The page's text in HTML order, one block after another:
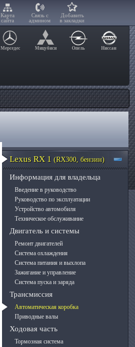
Карта
сайта
Связь с
админом
Добавить
в закладки
Мерседес Мицубиси Опель Ниссан
Lexus RX 1 (RX300, бензин)
Информация для владельца
Введение в руководство
Руководство по эксплуатации
Устройство автомобиля
Техническое обслуживание
Двигатель и системы
Ремонт двигателей
Система охлаждения
Система питания и выхлопа
Зажигание и управление
Система пуска и заряда
Трансмиссия
Автоматическая коробка
Приводные валы
Ходовая часть
Тормозная система